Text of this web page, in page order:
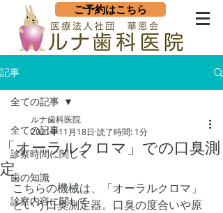
ご予約はこちら
記事
全ての記事
診察時間に関して
歯の知識
診察内容に関して
全ての記事
「オーラルクロマ」での口臭測
定
ルナ歯科医院
2021年11月18日 読了時間: 1分
こちらの機械は、「オーラルクロマ」
という口臭測定器。口臭の度合いや原